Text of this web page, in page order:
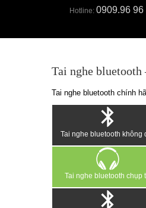
Hotline: 0909.96 96
Tai nghe
Tai nghe bluetooth chính
Tai nghe bluetooth không
Tai nghe bluetooth chụp